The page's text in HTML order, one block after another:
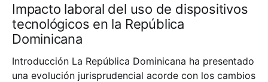
Impacto laboral del uso de dispositivos
tecnológicos en la República
Dominicana
Introducción La República Dominicana ha presentado
una evolución jurisprudencial acorde con los cambios